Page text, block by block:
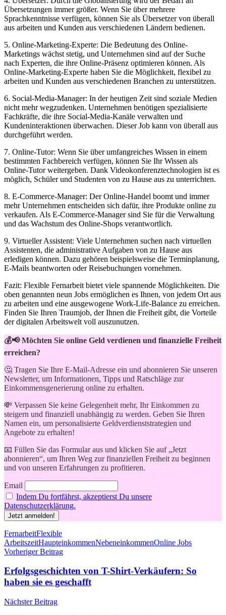
Übersetzungen immer größer.‍ Wenn ⁣Sie über mehrere
Sprachkenntnisse‍ verfügen, können Sie als Übersetzer von überall
aus arbeiten und Kunden aus verschiedenen Ländern⁤ bedienen.
5. Online-Marketing-Experte:‍ Die Bedeutung des Online-
Marketings wächst stetig, und Unternehmen sind auf der‍ Suche
nach Experten, die ihre Online-Präsenz optimieren können. Als
Online-Marketing-Experte haben Sie ⁣die Möglichkeit, flexibel zu⁣
arbeiten und Kunden aus⁤ verschiedenen Branchen zu ‌unterstützen.
6. Social-Media-Manager: In der heutigen ⁤Zeit sind soziale Medien
nicht mehr wegzudenken. Unternehmen benötigen spezialisierte
Fachkräfte, die ihre Social-Media-Kanäle verwalten und
Kundeninteraktionen überwachen. Dieser Job kann von überall aus
durchgeführt werden.
7. Online-Tutor: Wenn Sie über umfangreiches Wissen ​in einem
bestimmten Fachbereich verfügen, können Sie Ihr Wissen als
Online-Tutor weitergeben. Dank Videokonferenztechnologien ⁤ist es
möglich, Schüler und Studenten von zu Hause aus zu unterrichten.
8. E-Commerce-Manager: Der Online-Handel boomt und immer
mehr Unternehmen entscheiden sich dafür, ihre Produkte online zu
verkaufen. Als E-Commerce-Manager sind Sie für die⁤ Verwaltung
und das Wachstum des Online-Shops verantwortlich.
9. Virtueller Assistent: Viele Unternehmen suchen nach virtuellen
Assistenten, die⁢ administrative⁢ Aufgaben von zu Hause aus
erledigen können. Dazu​ gehören beispielsweise die Terminplanung,
E-Mails ​beantworten oder Reisebuchungen vornehmen.
Fazit: Flexible Fernarbeit bietet viele​ spannende Möglichkeiten. Die
oben genannten ‍neun Jobs ermöglichen es ⁤Ihnen, von jedem Ort aus
zu arbeiten und eine ausgewogene Work-Life-Balance zu erreichen.
Finden Sie Ihren Traumjob, der ‌Ihnen die Freiheit gibt, die Vorteile
der digitalen ​Arbeitswelt voll auszunutzen.
💰📢 Möchten Sie online Geld verdienen und finanzielle Freiheit
erreichen?
🤔 Tragen Sie Ihre E-Mail-Adresse ein und abonnieren Sie unseren
Newsletter, um Informationen, Tipps und Ratschläge zur
Einkommensgenerierung online zu erhalten.
💸 Verpassen Sie keine Gelegenheit mehr, Ihr Einkommen zu
steigern und finanziell unabhängig zu werden. Geben Sie Ihren
Namen ein, um personalisierte Geldverdienststrategien und
Angebote zu erhalten!
📧 Füllen Sie das Formular aus und klicken Sie auf „Jetzt
abonnieren“, um Ihren Weg zur finanziellen Freiheit zu beginnen
und von unseren Erfahrungen zu profitieren.
Email
Indem Du fortfährst, akzeptierst Du unsere
Datenschutzerklärung.
Schlagwörter
FernarbeitFlexible
ArbeitszeitHaupteinkommenNebeneinkommenOnline Jobs
Beitragsnavigation
Vorheriger Beitrag
Erfolgsgeschichten von T-Shirt-Verkäufern: So
haben sie es geschafft
Nächster Beitrag